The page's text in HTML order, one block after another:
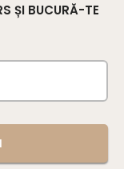
ȘI BUCURĂ-TE